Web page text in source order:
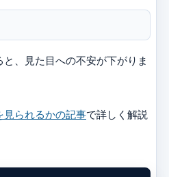
、見た目への不安が下がりま
見られるかの記事で詳しく解説